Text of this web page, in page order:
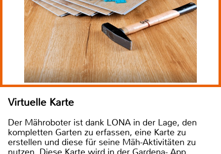
Virtuelle Karte
Der Mähroboter ist dank LONA in der Lage, den
kompletten Garten zu erfassen, eine Karte zu
erstellen und diese für seine Mäh-Aktivitäten zu